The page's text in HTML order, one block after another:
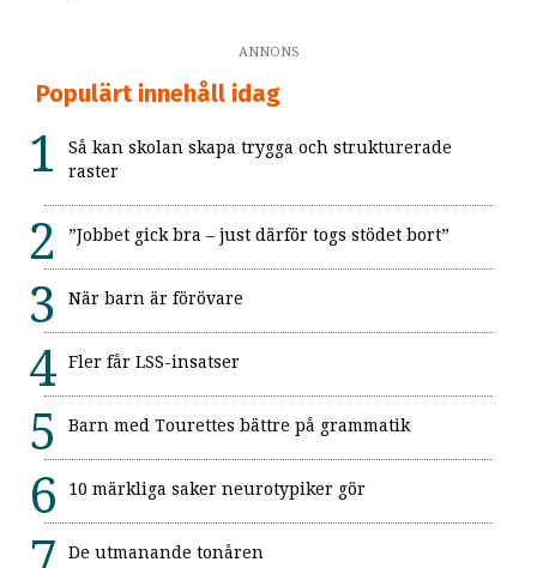
ANNONS
Populärt innehåll idag
Så kan skolan skapa trygga och strukturerade
raster
”Jobbet gick bra – just därför togs stödet bort”
När barn är förövare
Fler får LSS-insatser
Barn med Tourettes bättre på grammatik
10 märkliga saker neurotypiker gör
De utmanande tonåren